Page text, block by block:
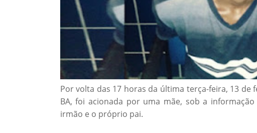
Por volta das 17 horas da última terça-feira, 13 de
BA, foi acionada por uma mãe, sob a
irmão e o próprio pai.